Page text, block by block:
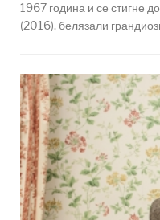
1967 година и се стигне
(2016), белязали